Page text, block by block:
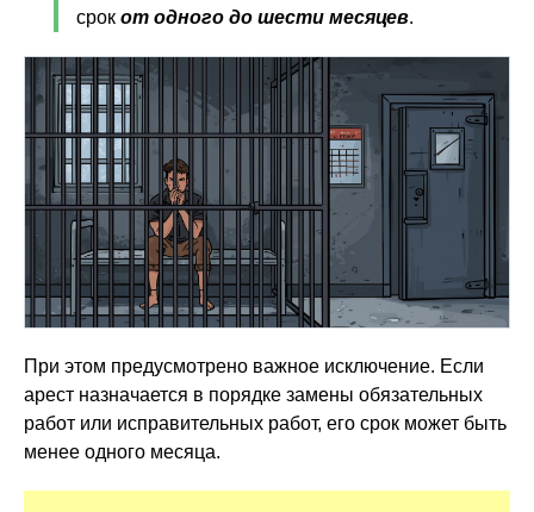
срок от одного до шести месяцев.
При этом предусмотрено важное исключение. Если
арест назначается в порядке замены обязательных
работ или исправительных работ, его срок может быть
менее одного месяца.